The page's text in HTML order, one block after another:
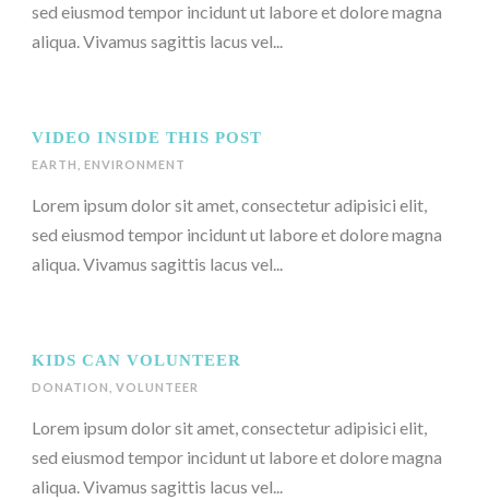
sed eiusmod tempor incidunt ut labore et dolore magna
aliqua. Vivamus sagittis lacus vel...
VIDEO INSIDE THIS POST
EARTH ENVIRONMENT
Lorem ipsum dolor sit amet, consectetur adipisici elit,
sed eiusmod tempor incidunt ut labore et dolore magna
aliqua. Vivamus sagittis lacus vel...
KIDS CAN VOLUNTEER
DONATION VOLUNTEER
Lorem ipsum dolor sit amet, consectetur adipisici elit,
sed eiusmod tempor incidunt ut labore et dolore magna
aliqua. Vivamus sagittis lacus vel...